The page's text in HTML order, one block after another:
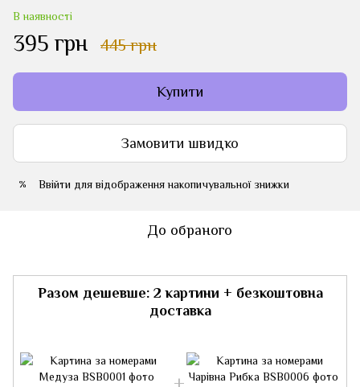
В наявності
395 грн 445 грн
Купити
Замовити швидко
% Ввійти для відображення накопичувальної знижки
До обраного
Разом дешевше: 2 картини + безкоштовна
доставка